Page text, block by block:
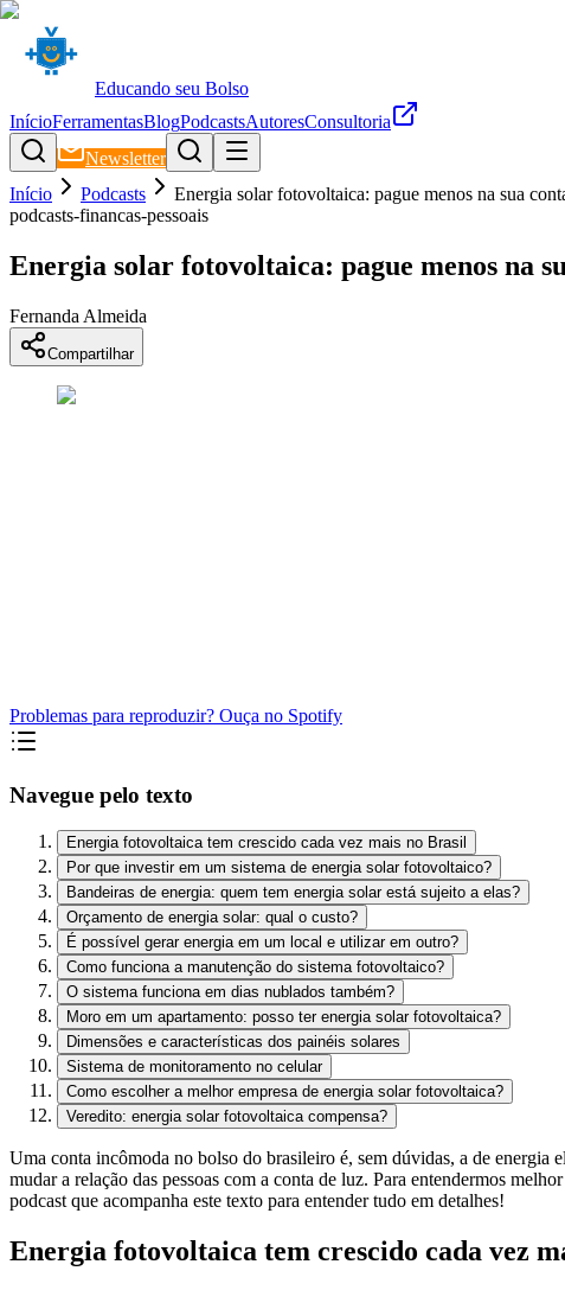
Educando seu Bolso
InícioFerramentasBlogPodcastsAutoresConsultoria
Newsletter
Início
Podcasts
Energia solar fotovoltaica: pague menos na sua
podcasts-financas-pessoais
Energia solar fotovoltaica: pague menos na
Fernanda Almeida
Compartilhar
Problemas para reproduzir? Ouça no Spotify
Navegue pelo texto
Energia fotovoltaica tem crescido cada vez mais no Brasil
Por que investir em um sistema de energia solar fotovoltaico?
Bandeiras de energia: quem tem energia solar está sujeito a elas?
Orçamento de energia solar: qual o custo?
É possível gerar energia em um local e utilizar em outro?
Como funciona a manutenção do sistema fotovoltaico?
O sistema funciona em dias nublados também?
Moro em um apartamento: posso ter energia solar fotovoltaica?
Dimensões e características dos painéis solares
Sistema de monitoramento no celular
Como escolher a melhor empresa de energia solar fotovoltaica?
Veredito: energia solar fotovoltaica compensa?
Uma conta incômoda no bolso do brasileiro é, sem dúvidas, a de energia
mudar a relação das pessoas com a conta de luz. Para entendermos
podcast que acompanha este texto para entender tudo em detalhes!
Energia fotovoltaica tem crescido cada vez